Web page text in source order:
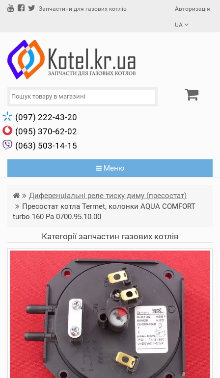
Запчастини для газових котлів Авторизація
UA
(097) 222-43-20
(095) 370-62-02
(063) 503-14-15
Меню
Диференціальні реле тиску диму (пресостат)
Пресостат котла Termet, колонки AQUA COMFORT
turbo 160 Pa 0700.95.10.00
Категорії запчастин газових котлів